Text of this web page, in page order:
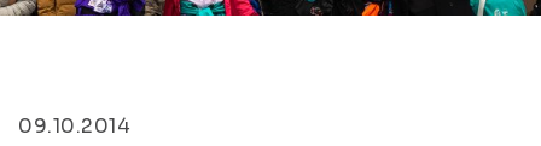
09.10.2014